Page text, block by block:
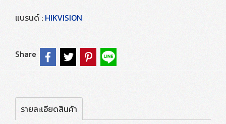
แบรนด์ : HIKVISION
Share
รายละเอียดสินค้า